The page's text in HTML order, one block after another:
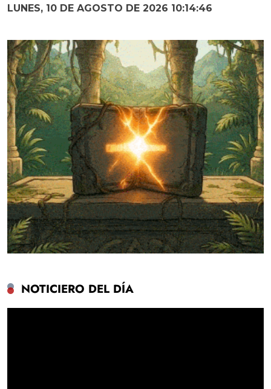
LUNES, 10 DE AGOSTO DE 2026 10:14:47
NOTICIERO DEL DÍA